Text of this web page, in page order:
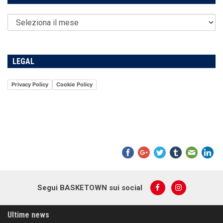
LEGAL
Privacy Policy Cookie Policy
Segui BASKETOWN sui social
Ultime news